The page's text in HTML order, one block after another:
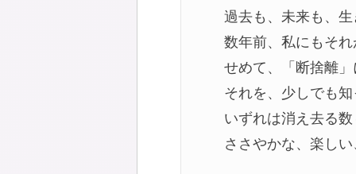
過去も、未来も、
数年前、私にもそ
せめて、「断捨離
それを、少しでも
いずれは消え去る
ささやかな、楽し